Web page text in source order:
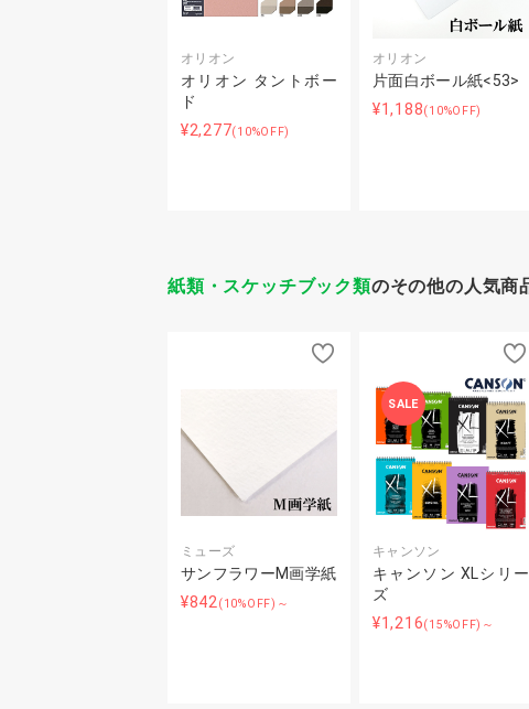
オリオン
オリオン タントボー
ド
¥2,277(10%OFF)
オリオン
片面白ボール紙<53>
¥1,188(10%OFF)
紙類・スケッチブック類のその他の人気商
ミューズ
サンフラワーM画学紙
¥842(10%OFF)～
SALE
キャンソン
キャンソン XLシリー
ズ
¥1,216(15%OFF)～